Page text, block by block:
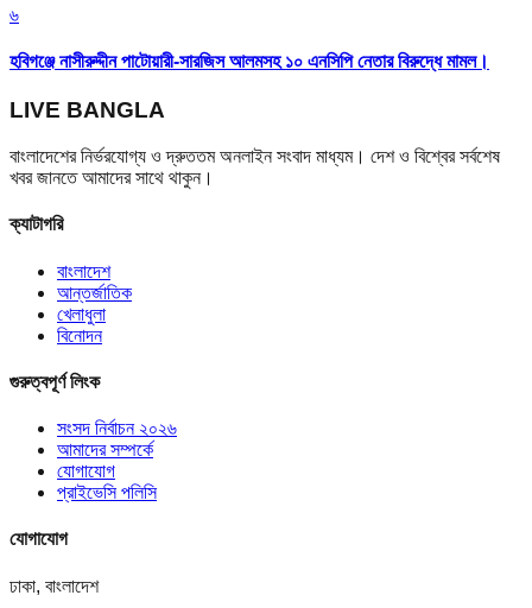
৬
হবিগঞ্জে নাসীরুদ্দীন পাটোয়ারী-সারজিস আলমসহ ১০ এনসিপি নেতার বিরুদ্ধে মামল।
LIVE BANGLA
বাংলাদেশের নির্ভরযোগ্য ও দ্রুততম অনলাইন সংবাদ মাধ্যম। দেশ ও বিশ্বের সর্বশেষ
খবর জানতে আমাদের সাথে থাকুন।
ক্যাটাগরি
বাংলাদেশ
আন্তর্জাতিক
খেলাধুলা
বিনোদন
গুরুত্বপূর্ণ লিংক
সংসদ নির্বাচন ২০২৬
আমাদের সম্পর্কে
যোগাযোগ
প্রাইভেসি পলিসি
যোগাযোগ
ঢাকা, বাংলাদেশ